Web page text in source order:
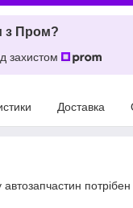
з Пром?
захистом
Доставка
автозапчастин